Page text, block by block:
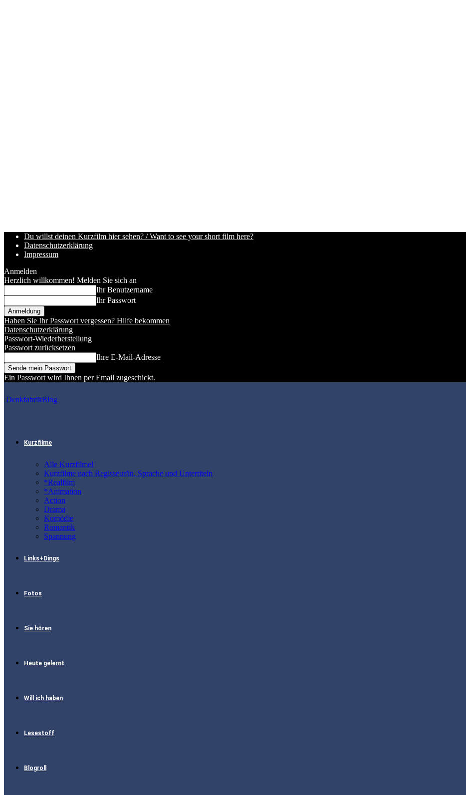
Du willst deinen Kurzfilm hier sehen? / Want to see your short film here?
Datenschutzerklärung
Impressum
Anmelden
Herzlich willkommen! Melden Sie sich an
Ihr Benutzername
Ihr Passwort
Haben Sie Ihr Passwort vergessen? Hilfe bekommen
Datenschutzerklärung
Passwort-Wiederherstellung
Passwort zurücksetzen
Ihre E-Mail-Adresse
Ein Passwort wird Ihnen per Email zugeschickt.
DenkfabrikBlog
Kurzfilme
Alle Kurzfilme!
Kurzfilme nach Regisseur/in, Sprache und Untertiteln
*Realfilm
*Animation
Action
Drama
Komödie
Romantik
Spannung
Links+Dings
Fotos
Sie hören
Heute gelernt
Will ich haben
Lesestoff
Blogroll